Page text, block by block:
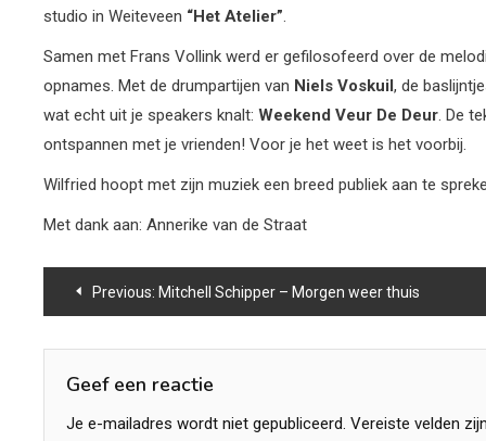
studio in Weiteveen “Het Atelier”
Samen met Frans Vollink werd er gefilosofeerd over de
opnames. Met de drumpartijen van Niels Voskuil, de
wat echt uit je speakers knalt: Weekend Veur De Deur . De
ontspannen met je vrienden! Voor je het weet is het voorbij.
Wilfried hoopt met zijn muziek een breed publiek aan te
Met dank aan: Annerike van de Straat
Bericht
navigatie
Previous: Mitchell Schipper – Morgen weer thuis
Geef een reactie
Je e-mailadres wordt niet gepubliceerd. Vereiste velden